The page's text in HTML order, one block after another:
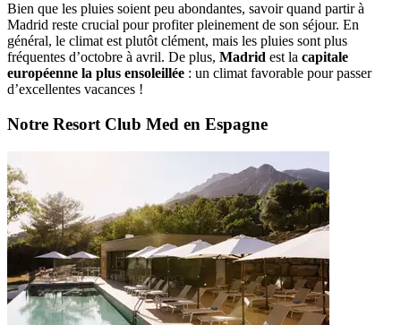
Bien que les pluies soient peu abondantes, savoir quand partir à
Madrid reste crucial pour profiter pleinement de son séjour. En
général, le climat est plutôt clément, mais les pluies sont plus
fréquentes d’octobre à avril. De plus, Madrid est la capitale
européenne la plus ensoleillée : un climat favorable pour passer
d’excellentes vacances !
Notre Resort Club Med en Espagne